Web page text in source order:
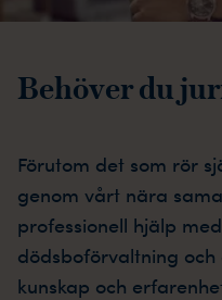
Behöver du
Förutom det som rör
genom vårt nära
professionell hjälp
dödsboförvaltning och
kunskap och